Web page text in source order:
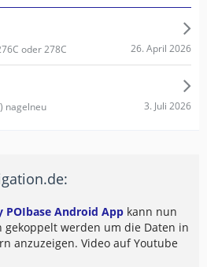
oder 278C 26. April 2026
nagelneu 3. Juli 2026
POIbase Android App kann nun
gekoppelt werden um die Daten in
anzuzeigen. Video auf Youtube